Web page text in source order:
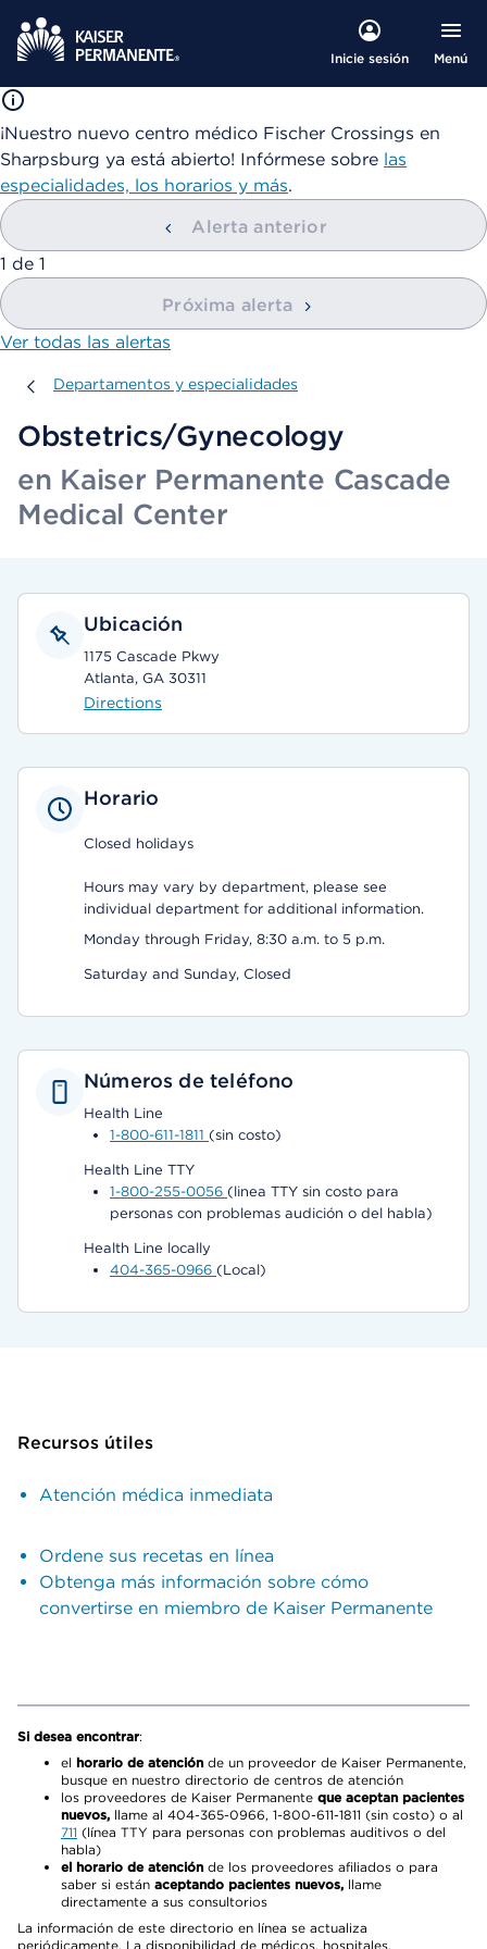
Inicie sesión Menú
¡Nuestro nuevo centro médico Fischer Crossings en
Sharpsburg ya está abierto! Infórmese sobre las
especialidades, los horarios y más.
Alerta anterior
mostrando
1 de 1
Próxima alerta
Ver todas las alertas
Departamentos y especialidades
Departamentos y especialidades
Obstetrics/Gynecology
en Kaiser Permanente Cascade
Medical Center
Ubicación
1175 Cascade Pkwy
Atlanta, GA 30311
Directions
Horario
Closed holidays
Hours may vary by department, please see
individual department for additional information.
Monday through Friday, 8:30 a.m. to 5 p.m.
Saturday and Sunday, Closed
Números de teléfono
Health Line
1-800-611-1811 (sin costo)
Health Line TTY
1-800-255-0056 (linea TTY sin costo para
personas con problemas audición o del habla)
Health Line locally
404-365-0966 (Local)
Recursos útiles
Atención médica inmediata
Ordene sus recetas en línea
Obtenga más información sobre cómo
convertirse en miembro de Kaiser Permanente
Si desea encontrar:
el horario de atención de un proveedor de Kaiser Permanente,
busque en nuestro directorio de centros de atención
los proveedores de Kaiser Permanente que aceptan pacientes
nuevos, llame al 404-365-0966, 1-800-611-1811 (sin costo) o al
711 (línea TTY para personas con problemas auditivos o del
habla)
el horario de atención de los proveedores afiliados o para
saber si están aceptando pacientes nuevos, llame
directamente a sus consultorios
La información de este directorio en línea se actualiza
periódicamente. La disponibilidad de médicos, hospitales,